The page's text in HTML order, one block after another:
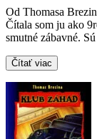
Od Thomasa
Čítala som ju ako
smutné zábavné.
Čítať viac